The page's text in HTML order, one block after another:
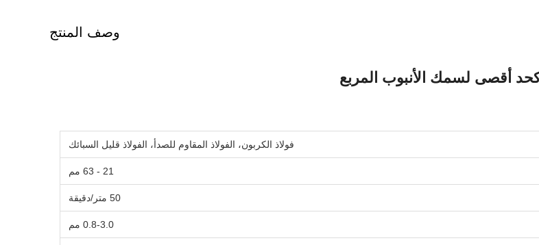
وصف المنتج
فولاذ الكربون، الفولاذ المقاوم للصدأ، الفولاذ قليل السبائك
21 - 63 مم
50 متر/دقيقة
0.8-3.0 مم